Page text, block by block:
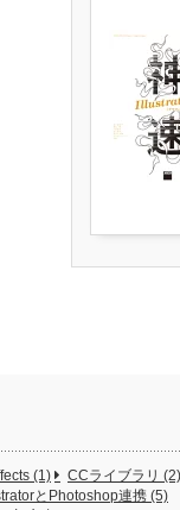
(1) CCライブラリ (2)
とPhotoshop連携 (5)